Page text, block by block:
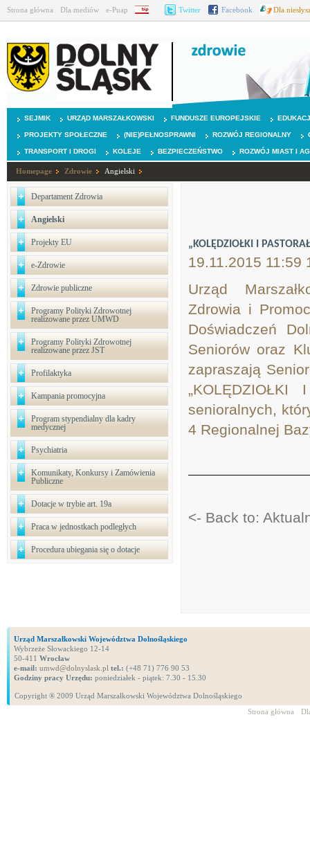
Strona główna Dla mediów e-Puap BIP Twitter Facebook Dla
SEJMIK URZĄD MARSZAŁKOWSKI FUNDUSZE EUROPEJSKIE
PROJEKTY SPOŁECZNE (NIE)PEŁNOSPRAWNI ROZWÓJ REGIONALNY
TRANSPORT I DROGI KOLEJE BEZPIECZEŃSTWO ROZWÓJ MIAST I
Homepage Zdrowie Angielski
Departament Zdrowia
Angielski
Projekty EU
e-Zdrowie
Zdrowie publiczne
Programy Polityki Zdrowotnej
realizowane przez UMWD
Programy Polityki Zdrowotnej
realizowane przez JST
Profilaktyka
Kampania promocyjna
Program stypendialny dla kadry
medycznej
Psychiatria
Komunikaty, Konkursy i Zamówienia
Publiczne
Dotacje w trybie art. 19a
Praca w jednostkach podległych
Procedura ubiegania się o dotacje
„KOLĘDZIOŁKI I
19.11.2015 11:59
Urząd
Zdrowia i
Doświadczeń
Seniorów oraz
zapraszają
senioralnych,
4 Regionalnej
<- Back to:
Urząd Marszałkowski Województwa Dolnośląskiego
Wybrzeże Słowackiego 12-14
50-411 Wrocław
e-mail: umwd@dolnyslask.pl tel.: (+48 71) 776 90 53
Godziny pracy Urzędu: poniedziałek - piątek: 7.30 - 15.30
Copyright ® 2009 Urząd Marszałkowski Województwa Dolnośląskiego
Strona główna